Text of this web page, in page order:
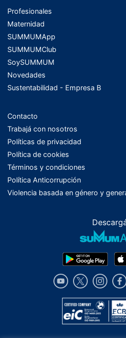
Profesionales
Maternidad
SUMMUMApp
SUMMUMClub
SoySUMMUM
Novedades
Sustentabilidad - Empresa B
Contacto
Trabajá con nosotros
Políticas de privacidad
Política de cookies
Términos y condiciones
Política Anticorrupción
Violencia basada en género y